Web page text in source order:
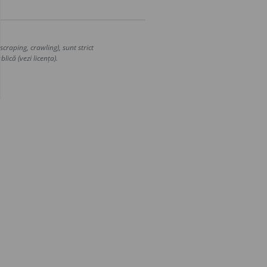
crawling), sunt strict
(vezi licența).